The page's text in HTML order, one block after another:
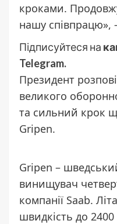
кроками.
нашу співпрацю»,
Підписуйтеся на
Telegram.
Президент
великого
та сильний крок
Gripen.
Gripen –
винищувач
компанії Saab.
швидкість до 2400